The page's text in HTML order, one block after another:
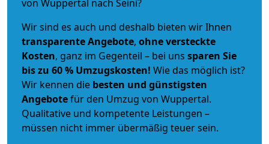
von Wuppertal nach Seini?
Wir sind es auch und deshalb bieten wir Ihnen
transparente Angebote, ohne versteckte
Kosten, ganz im Gegenteil – bei uns sparen Sie
bis zu 60 % Umzugskosten! Wie das möglich ist?
Wir kennen die besten und günstigsten
Angebotefür den Umzug von Wuppertal.
Qualitative und kompetente Leistungen –
müssen nicht immer übermäßig teuer sein.